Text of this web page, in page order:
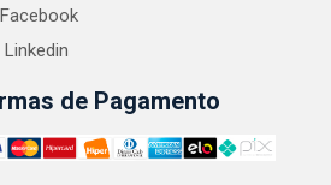
Facebook
Linkedin
de Pagamento